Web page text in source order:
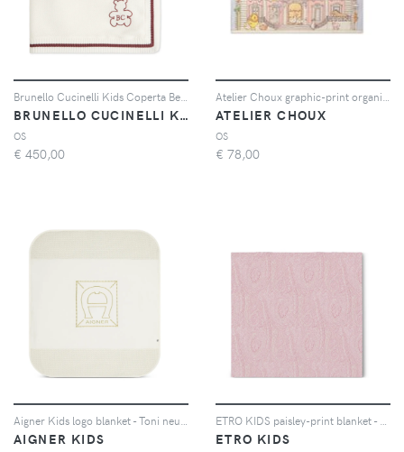
BRUNELLO CUCINELLI KIDS
OS
€ 450,00
ATELIER CHOUX
OS
€ 78,00
AIGNER KIDS ETRO KIDS